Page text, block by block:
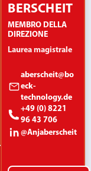
BERSCHEIT
MEMBRO DELLA
DIREZIONE
Laurea magistrale
aberscheit@bo
eck-
technology.de
+49 (0) 8221
96 43 706
@Anjaberscheit